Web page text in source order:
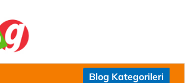
Blog Kategorileri